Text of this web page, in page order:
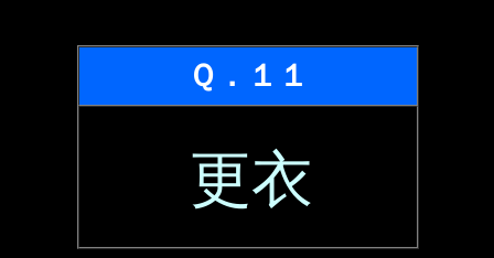
Ｑ．１１
更衣